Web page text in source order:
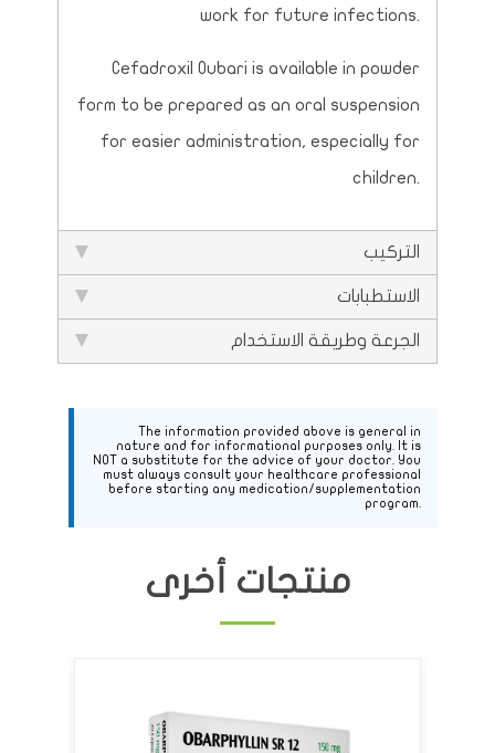
work for future infections.
Cefadroxil Oubari is available in powder
form to be prepared as an oral suspension
for easier administration, especially for
children.
التركيب
الاستطبابات
الجرعة وطريقة الاستخدام
The information provided above is general in
nature and for informational purposes only. It is
NOT a substitute for the advice of your doctor. You
must always consult your healthcare professional
before starting any medication/supplementation
program.
منتجات أخرى